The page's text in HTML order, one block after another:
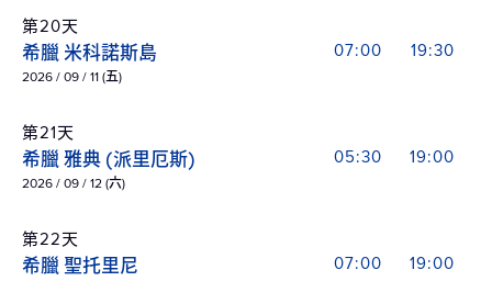
第20天
希臘 米科諾斯島
2026 / 09 / 11 (五)
07:00 19:30
第21天
希臘 雅典 (派里厄斯)
2026 / 09 / 12 (六)
05:30 19:00
第22天
希臘 聖托里尼 07:00 19:00